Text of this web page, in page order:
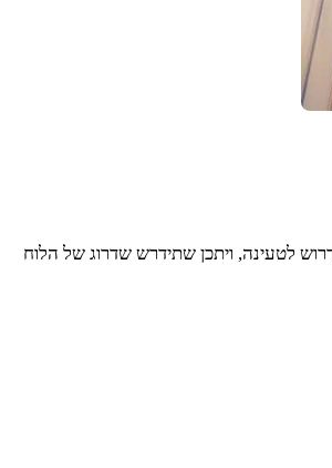
לטעינה, ויתכן שתידרש שדרוג של הלוח